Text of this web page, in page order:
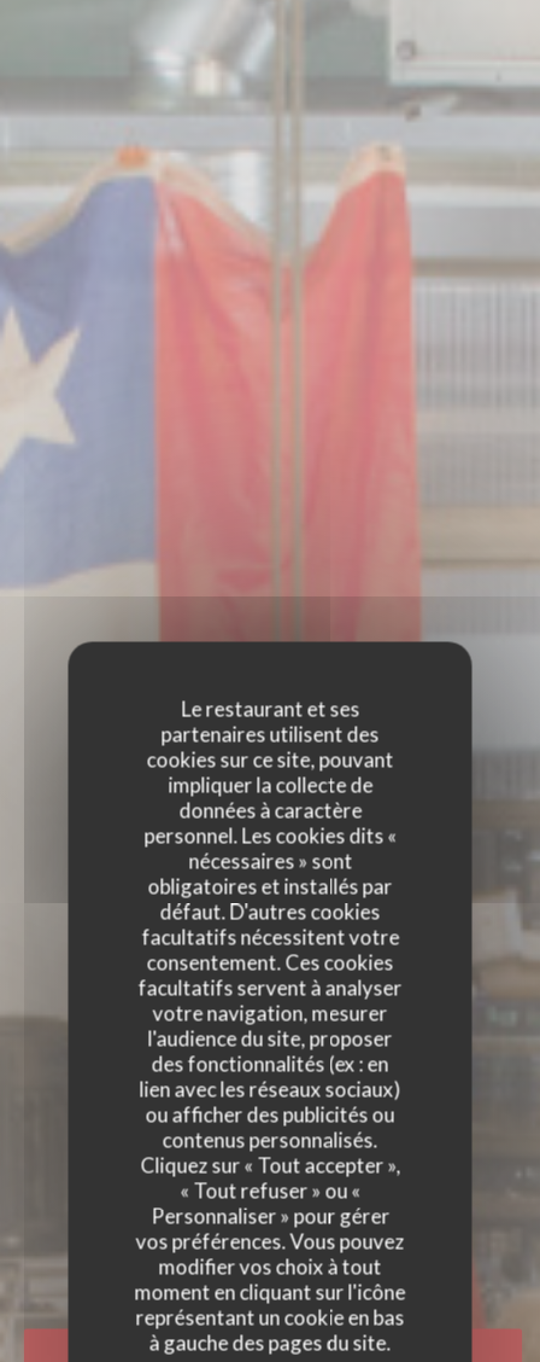
Le restaurant et ses
partenaires utilisent des
cookies sur ce site, pouvant
impliquer la collecte de
données à caractère
personnel. Les cookies dits «
nécessaires » sont
obligatoires et installés par
défaut. D'autres cookies
facultatifs nécessitent votre
consentement. Ces cookies
facultatifs servent à analyser
votre navigation, mesurer
l'audience du site, proposer
des fonctionnalités (ex : en
lien avec les réseaux sociaux)
ou afficher des publicités ou
contenus personnalisés.
Cliquez sur « Tout accepter »,
« Tout refuser » ou «
Personnaliser » pour gérer
vos préférences. Vous pouvez
modifier vos choix à tout
moment en cliquant sur l'icône
représentant un cookie en bas
à gauche des pages du site.
LA CHAPELLE GRENOBLE
RESTAURANT CUISINE DU MONDE
GRENOBLE
RÉSERVER